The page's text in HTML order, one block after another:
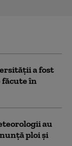
a fost
făcute în
au
ploi și